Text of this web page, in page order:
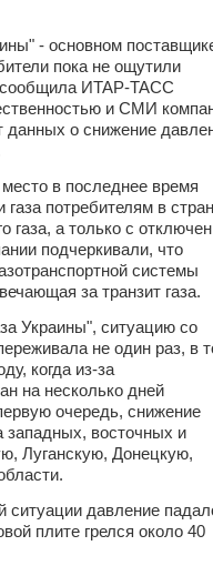
- основном
пока не ощутили
сообщила ИТАР-ТАСС
и СМИ
данных о снижение
в последнее время
потребителям в
газа, а только с
подчеркивали, что
системы
за транзит газа.
Украины", ситуацию со
не один раз, в
когда из-за
на несколько дней
очередь, снижение
западных, восточных и
Луганскую, Донецкую,
ситуации давление
плите грелся около 40